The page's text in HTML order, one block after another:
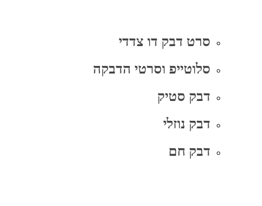
סרט דבק דו צדדי
סלוטייפ וסרטי הדבקה
דבק סטיק
דבק נוזלי
דבק חם